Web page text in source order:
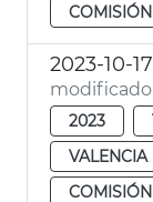
2023-10-17
modificado
2023
VALENCIA